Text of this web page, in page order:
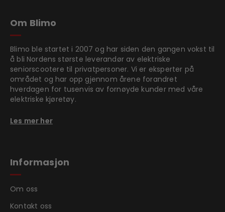
Om Blimo
Blimo ble startet i 2007 og har siden den gangen vokst til
å bli Nordens største leverandør av elektriske
seniorscootere til privatpersoner. Vi er eksperter på
området og har opp gjennom årene forandret
hverdagen for tusenvis av fornøyde kunder med våre
elektriske kjøretøy.
Les mer her
Informasjon
Om oss
Kontakt oss